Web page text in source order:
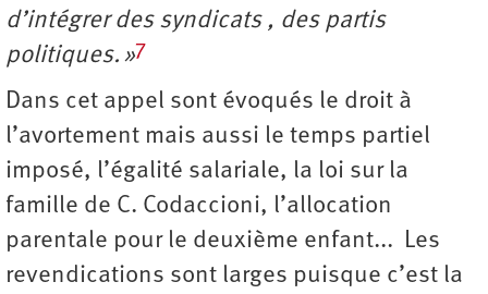
d’intégrer des syndicats , des partis
politiques. »7
Dans cet appel sont évoqués le droit à
l’avortement mais aussi le temps partiel
imposé, l’égalité salariale, la loi sur la
famille de C. Codaccioni, l’allocation
parentale pour le deuxième enfant... Les
revendications sont larges puisque c’est la